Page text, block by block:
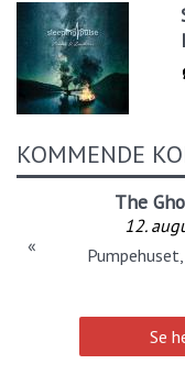
KOMMENDE
The
12.
«
Se